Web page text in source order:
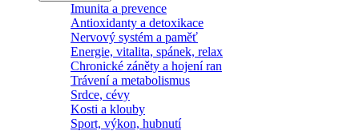
Imunita a prevence
Antioxidanty a detoxikace
Nervový systém a paměť
Energie, vitalita, spánek, relax
Chronické záněty a hojení ran
Trávení a metabolismus
Srdce, cévy
Kosti a klouby
Sport, výkon, hubnutí